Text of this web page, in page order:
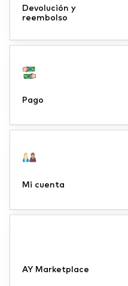
Devolución y
reembolso
Pago
Mi cuenta
AY Marketplace